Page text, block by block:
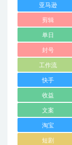
亚马逊
剪辑
单日
封号
工作流
快手
收益
文案
淘宝
短剧